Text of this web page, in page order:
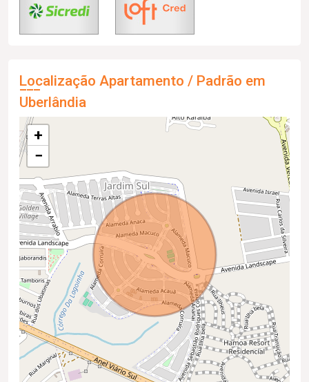
Localização Apartamento / Padrão em
Uberlândia
+
−